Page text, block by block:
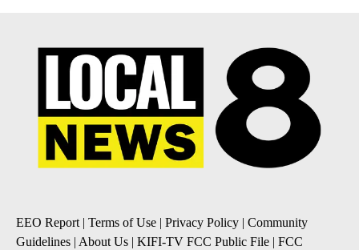
EEO Report| Terms of Use | Privacy Policy | Community
Guidelines | About Us | KIFI-TV FCC Public File | FCC